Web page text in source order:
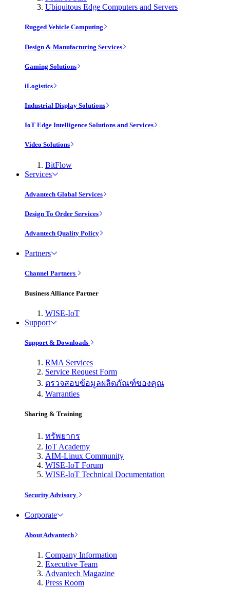
Ubiquitous Edge Computers and Servers
Rugged Vehicle Computing
Design & Manufacturing Services
Gaming Solutions
iLogistics
Industrial Display Solutions
IoT Edge Intelligence Solutions and Services
Video Solutions
BitFlow
Services
Advantech Global Services
Design To Order Services
Advantech Quality Policy
Partners
Channel Partners
Business Alliance Partner
WISE-IoT
Support
Support & Downloads
RMA Services
Service Request Form
ตรวจสอบข้อมูลผลิตภัณฑ์ของคุณ
Warranties
Sharing & Training
ทรัพยากร
IoT Academy
AIM-Linux Community
WISE-IoT Forum
WISE-IoT Technical Documentation
Security Advisory
Corporate
About Advantech
Company Information
Executive Team
Advantech Magazine
Press Room